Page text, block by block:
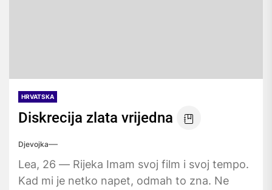
HRVATSKA
Diskrecija zlata vrijedna
Djevojka
Lea, 26 — Rijeka Imam svoj film i svoj tempo.
Kad mi je netko napet, odmah to zna. Ne